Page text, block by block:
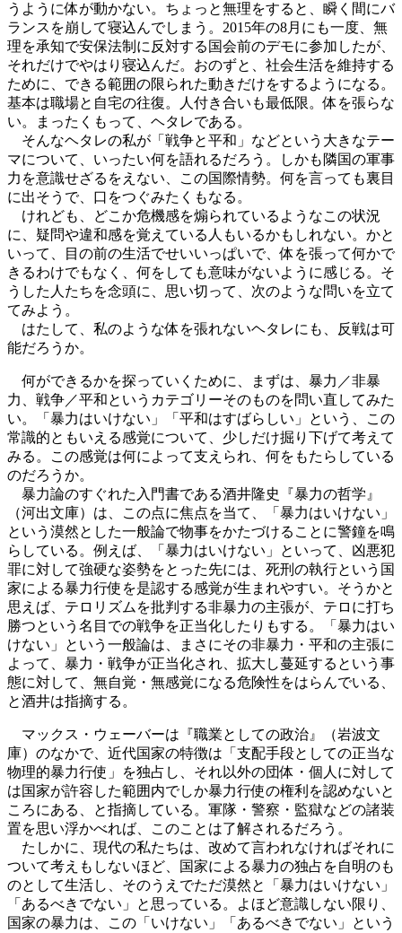
うように体が動かない。ちょっと無理をすると、瞬く間にバ
ランスを崩して寝込んでしまう。2015年の8月にも一度、無
理を承知で安保法制に反対する国会前のデモに参加したが、
それだけでやはり寝込んだ。おのずと、社会生活を維持する
ために、できる範囲の限られた動きだけをするようになる。
基本は職場と自宅の往復。人付き合いも最低限。体を張らな
い。まったくもって、ヘタレである。
そんなヘタレの私が「戦争と平和」などという大きなテー
マについて、いったい何を語れるだろう。しかも隣国の軍事
力を意識せざるをえない、この国際情勢。何を言っても裏目
に出そうで、口をつぐみたくもなる。
けれども、どこか危機感を煽られているようなこの状況
に、疑問や違和感を覚えている人もいるかもしれない。かと
いって、目の前の生活でせいいっぱいで、体を張って何かで
きるわけでもなく、何をしても意味がないように感じる。そ
うした人たちを念頭に、思い切って、次のような問いを立て
てみよう。
はたして、私のような体を張れないヘタレにも、反戦は可
能だろうか。
何ができるかを探っていくために、まずは、暴力／非暴
力、戦争／平和というカテゴリーそのものを問い直してみた
い。「暴力はいけない」「平和はすばらしい」という、この
常識的ともいえる感覚について、少しだけ掘り下げて考えて
みる。この感覚は何によって支えられ、何をもたらしている
のだろうか。
暴力論のすぐれた入門書である酒井隆史『暴力の哲学』
（河出文庫）は、この点に焦点を当て、「暴力はいけない」
という漠然とした一般論で物事をかたづけることに警鐘を鳴
らしている。例えば、「暴力はいけない」といって、凶悪犯
罪に対して強硬な姿勢をとった先には、死刑の執行という国
家による暴力行使を是認する感覚が生まれやすい。そうかと
思えば、テロリズムを批判する非暴力の主張が、テロに打ち
勝つという名目での戦争を正当化したりもする。「暴力はい
けない」という一般論は、まさにその非暴力・平和の主張に
よって、暴力・戦争が正当化され、拡大し蔓延するという事
態に対して、無自覚・無感覚になる危険性をはらんでいる、
と酒井は指摘する。
マックス・ウェーバーは『職業としての政治』（岩波文
庫）のなかで、近代国家の特徴は「支配手段としての正当な
物理的暴力行使」を独占し、それ以外の団体・個人に対して
は国家が許容した範囲内でしか暴力行使の権利を認めないと
ころにある、と指摘している。軍隊・警察・監獄などの諸装
置を思い浮かべれば、このことは了解されるだろう。
たしかに、現代の私たちは、改めて言われなければそれに
ついて考えもしないほど、国家による暴力の独占を自明のも
のとして生活し、そのうえでただ漠然と「暴力はいけない」
「あるべきでない」と思っている。よほど意識しない限り、
国家の暴力は、この「いけない」「あるべきでない」という